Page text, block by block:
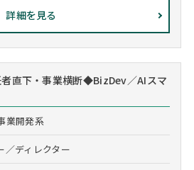
詳細を見る
直下・事業横断◆BizDev／AIスマ
業開発系
／ディレクター